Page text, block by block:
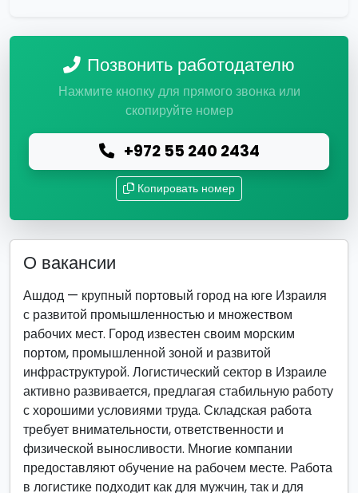
Позвонить работодателю
Нажмите кнопку для прямого звонка или
скопируйте номер
+972 55 240 2434
Копировать номер
О вакансии
Ашдод — крупный портовый город на юге Израиля
с развитой промышленностью и множеством
рабочих мест. Город известен своим морским
портом, промышленной зоной и развитой
инфраструктурой. Логистический сектор в Израиле
активно развивается, предлагая стабильную работу
с хорошими условиями труда. Складская работа
требует внимательности, ответственности и
физической выносливости. Многие компании
предоставляют обучение на рабочем месте. Работа
в логистике подходит как для мужчин, так и для